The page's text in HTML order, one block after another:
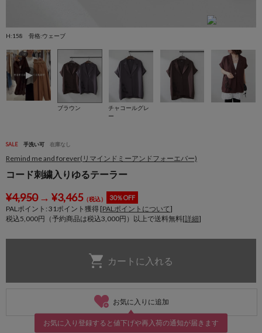
H:158 骨格:ウェーブ
ブラウン
チャコールグレ
ー
SALE 手洗い可 在庫なし
Remind me and forever(リマインドミーアンドフォーエバー)
コード刺繍入りゆるテーラー
¥4,950→ ¥3,465（税込） 30％OFF
PALポイント: 31ポイント獲得 [PALポイントについて]
税込5,000円（予約商品は税込3,000円）以上で送料無料[詳細]
お気に入りに追加
お気に入り登録すると値下げや再入荷の通知が届きます